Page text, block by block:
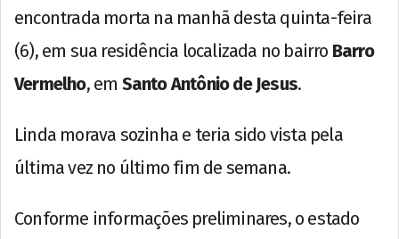
encontrada morta na manhã desta quinta-feira
(6), em sua residência localizada no bairro Barro
Vermelho, em Santo Antônio de Jesus.
Linda morava sozinha e teria sido vista pela
última vez no último fim de semana.
Conforme informações preliminares, o estado